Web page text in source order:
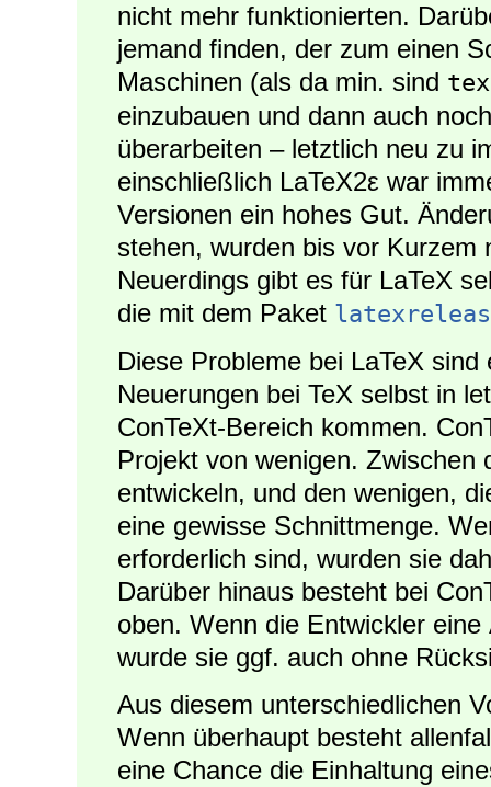
nicht mehr funktionierten.
jemand finden, der zum einen
Maschinen (als da min. sind tex
einzubauen und dann auch
überarbeiten – letztlich neu zu
einschließlich LaTeX2ε war
Versionen ein hohes Gut.
stehen, wurden bis vor Kurzem
Neuerdings gibt es für LaTeX
die mit dem Paket
Diese Probleme bei LaTeX
Neuerungen bei TeX selbst in
ConTeXt-Bereich kommen.
Projekt von wenigen. Zwischen
entwickeln, und den wenigen,
eine gewisse Schnittmenge.
erforderlich sind, wurden sie
Darüber hinaus besteht bei
oben. Wenn die Entwickler
wurde sie ggf. auch ohne
Aus diesem unterschiedlichen
Wenn überhaupt besteht
eine Chance die Einhaltung